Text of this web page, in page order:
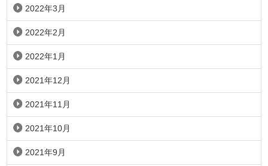
2022年3月
2022年2月
2022年1月
2021年12月
2021年11月
2021年10月
2021年9月